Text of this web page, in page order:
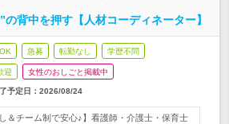
背中を押す【人材コーディネーター】
急募 転勤なし 学歴不問
迎 女性のおしごと掲載中
予定日： 2026/08/24
＆チーム制で安心♪】看護師・介護士・保育士